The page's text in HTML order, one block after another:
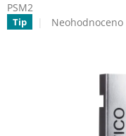
PSM2
Tip
Průměrné
Neohodnoceno